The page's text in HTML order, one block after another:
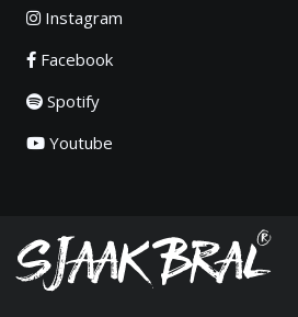
Instagram
Facebook
Spotify
Youtube